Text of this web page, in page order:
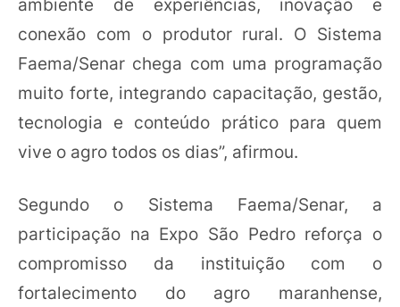
ambiente de experiências, inovação e
conexão com o produtor rural. O Sistema
Faema/Senar chega com uma programação
muito forte, integrando capacitação, gestão,
tecnologia e conteúdo prático para quem
vive o agro todos os dias”, afirmou.
Segundo o Sistema Faema/Senar, a
participação na Expo São Pedro reforça o
compromisso da instituição com o
fortalecimento do agro maranhense,